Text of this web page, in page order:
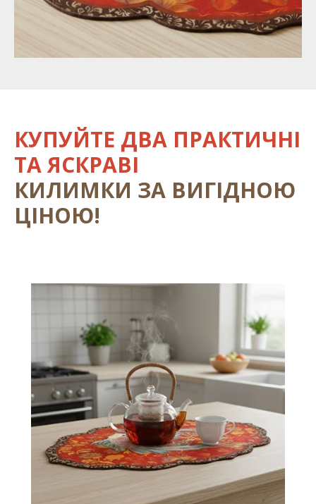
КУПУЙТЕ ДВА ПРАКТИЧНІ
ТА ЯСКРАВІ
КИЛИМКИ ЗА ВИГІДНОЮ
ЦІНОЮ!